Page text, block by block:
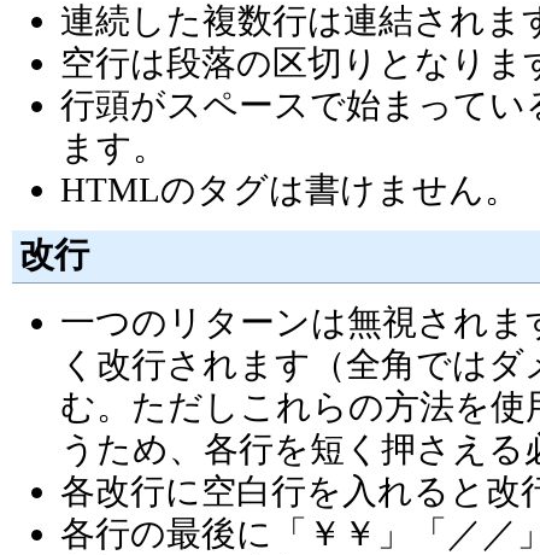
連続した複数行は連結されま
空行は段落の区切りとなりま
行頭がスペースで始まって
ます。
HTMLのタグは書けません。
改行
一つのリターンは無視され
く改行されます（全角では
む。ただしこれらの方法を
うため、各行を短く押さえる
各改行に空白行を入れると
各行の最後に「￥￥」「／／